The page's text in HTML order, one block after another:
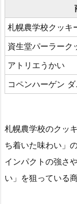
札幌農学校クッキ
資生堂パーラーク
アトリエうかい
コペンハーゲン
札幌農学校のクッ
ち着いた味わい」の
インパクトの強さ
い」を狙っている